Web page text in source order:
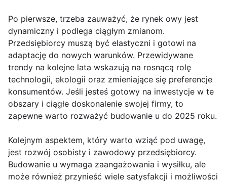
Po pierwsze, trzeba zauważyć, że rynek owy jest
dynamiczny i podlega ciągłym zmianom.
Przedsiębiorcy muszą być elastyczni i gotowi na
adaptację do nowych warunków. Przewidywane
trendy na kolejne lata wskazują na rosnącą rolę
technologii, ekologii oraz zmieniające się preferencje
konsumentów. Jeśli jesteś gotowy na inwestycje w te
obszary i ciągłe doskonalenie swojej firmy, to
zapewne warto rozważyć budowanie u do 2025 roku.
Kolejnym aspektem, który warto wziąć pod uwagę,
jest rozwój osobisty i zawodowy przedsiębiorcy.
Budowanie u wymaga zaangażowania i wysiłku, ale
może również przynieść wiele satysfakcji i możliwości